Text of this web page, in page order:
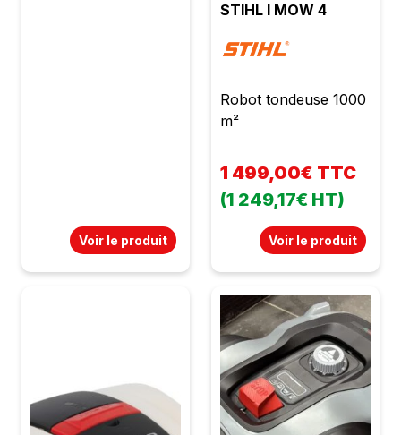
Voir le produit
STIHL I MOW 4
Robot tondeuse 1000
m²
1 499,00€ TTC
(1 249,17€ HT)
Voir le produit